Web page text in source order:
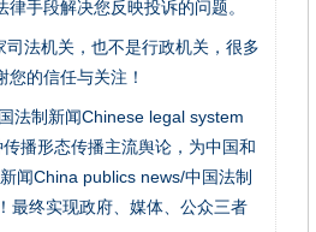
手段解决您反映投诉的问题。
法机关，也不是行政机关，很多
的信任与关注！
法制新闻Chinese legal system
播形态传播主流舆论，为中国和
闻China publics news/中国法制
最终实现政府、媒体、公众三者